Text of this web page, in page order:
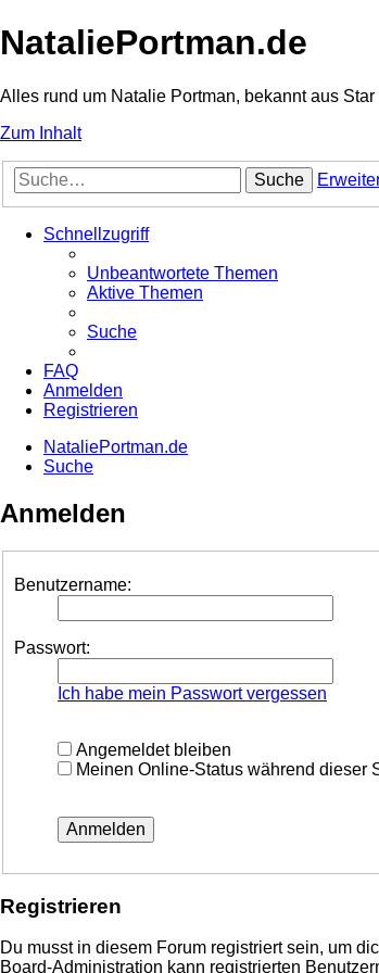
NataliePortman.de
Alles rund um Natalie Portman, bekannt aus
Zum Inhalt
Suche
Schnellzugriff
Unbeantwortete Themen
Aktive Themen
Suche
FAQ
Anmelden
Registrieren
NataliePortman.de
Suche
Anmelden
Benutzername:
Passwort:
Ich habe mein Passwort vergessen
Angemeldet bleiben
Meinen Online-Status während dieser
Registrieren
Du musst in diesem Forum registriert sein, um
Board-Administration kann registrierten